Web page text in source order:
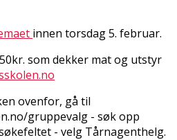
innen torsdag 5. februar.
som dekker mat og utstyr
ovenfor, gå til
gruppevalg - søk opp
- velg Tårnagenthelg.